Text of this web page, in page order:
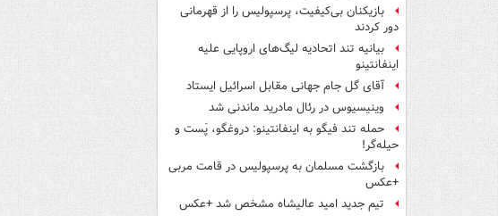
بازیکنان بی‌کیفیت، پرسپولیس را از قهرمانی
دور کردند
بیانیه تند اتحادیه لیگ‌های اروپایی علیه
اینفانتینو
آقای گل جام جهانی مقابل اسرائیل ایستاد
وینیسیوس در رئال مادرید ماندنی شد
حمله تند فیگو به اینفانتینو: دروغگو، پَست‌ و
حیله‌گر!
بازگشت مسلمان به پرسپولیس در قامت مربی
+عکس
تیم جدید امید عالیشاه مشخص شد +عکس